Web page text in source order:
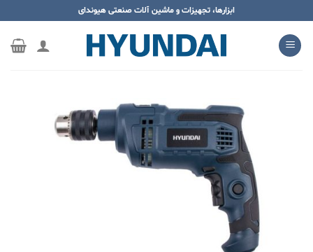
محتوا
بروید
ابزارها، تجهیزات و ماشین آلات صنعتی هیوندای